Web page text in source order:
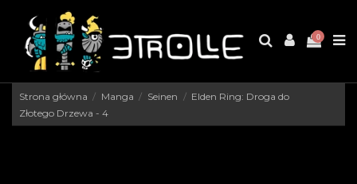
0
Strona główna Manga Seinen
Elden Ring: Droga do
Złotego Drzewa - 4